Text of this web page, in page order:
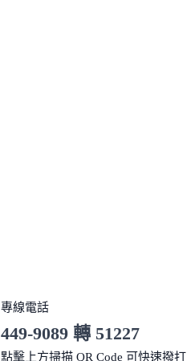
專線電話
449-9089 轉 51227
服務時間 10:00～19:00
點擊上方掃描 QR Code 可快速撥打